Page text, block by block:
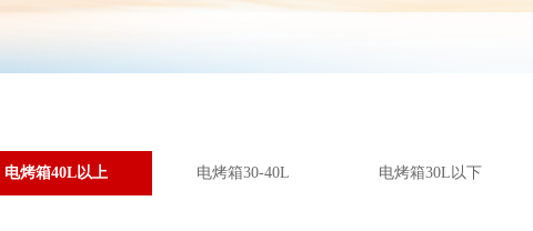
电烤箱40L以上 电烤箱30-40L 电烤箱30L以下